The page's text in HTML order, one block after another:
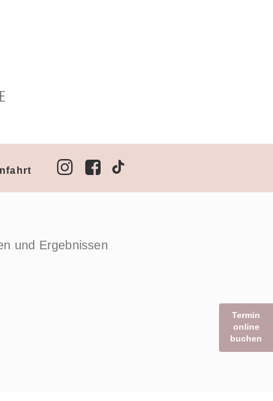
und Ergebnissen
Termin
online
buchen